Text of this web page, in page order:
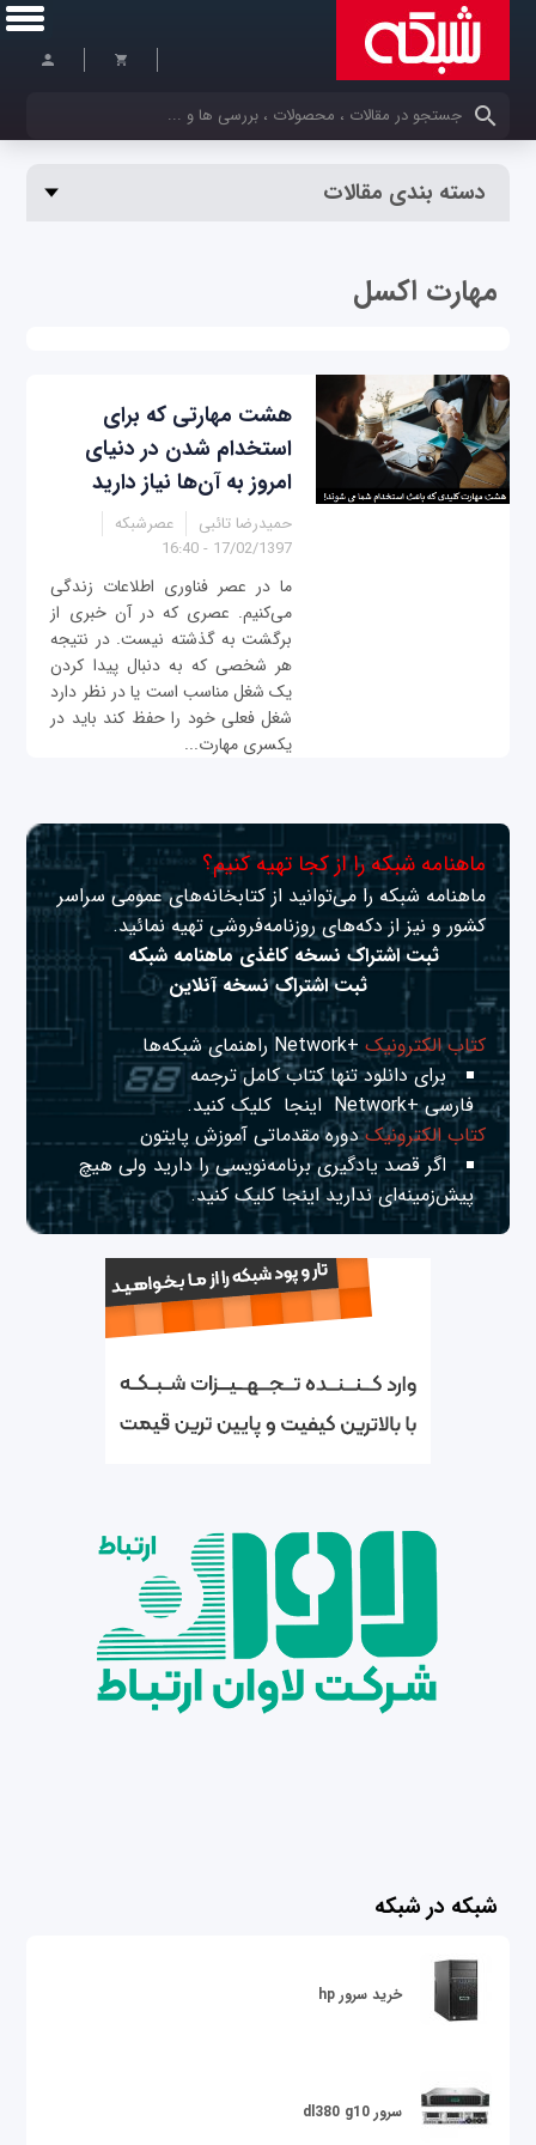
کلمات کلیدی خود را وارد کنید
دسته بندی مقالات
مهارت اکسل
هشت مهارتی که برای
استخدام شدن در دنیای
امروز به آن‌ها نیاز دارید
حمیدرضا تائبی
عصرشبکه
17/02/1397 - 16:40
ما در عصر فناوری اطلاعات زندگی
می‌کنیم. عصری که در آن خبری از
برگشت به گذشته نیست. در نتیجه
هر شخصی که به دنبال پیدا کردن
یک شغل مناسب است یا در نظر دارد
شغل فعلی خود را حفظ کند باید در
یکسری مهارت‌...
ماهنامه شبکه را از کجا تهیه کنیم؟
ماهنامه شبکه را می‌توانید از کتابخانه‌های عمومی سراسر
کشور و نیز از دکه‌های روزنامه‌فروشی تهیه نمائید.
ثبت اشتراک نسخه کاغذی ماهنامه شبکه
ثبت اشتراک نسخه آنلاین
کتاب الکترونیک+Network راهنمای شبکه‌ها
برای دانلود تنها کتاب کامل ترجمه
فارسی +Network
اینجا کلیک کنید.
کتاب الکترونیکدوره مقدماتی آموزش پایتون
اگر قصد یادگیری برنامه‌نویسی را دارید ولی هیچ
پیش‌زمینه‌ای نداریداینجا کلیک کنید.
شبکه در شبکه
خرید سرور hp
سرور dl380 g10